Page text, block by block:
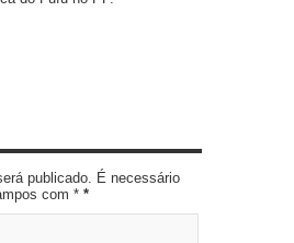
publicado. É necessário
com * *